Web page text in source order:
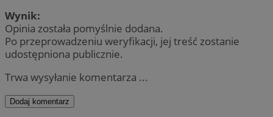
Wynik:
Opinia została pomyślnie dodana.
Po przeprowadzeniu weryfikacji, jej treść zostanie
udostępniona publicznie.
Trwa wysyłanie komentarza ...
Dodaj komentarz